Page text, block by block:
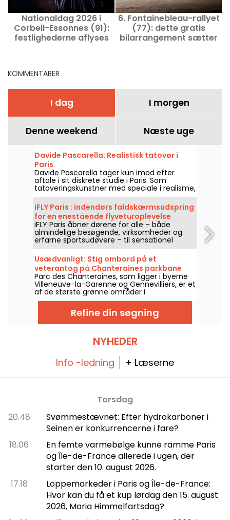
Nationaldag 2026 i
Corbeil-Essonnes (91):
festlighederne aflyses
6. Fontainebleau-rallyet
(77): dette gratis
bilarrangement sætter
KOMMENTARER
I dag I morgen
Denne weekend Næste uge
Davide Pascarella: Realistisk tatovør i
Paris
Davide Pascarella tager kun imod efter
aftale i sit diskrete studie i Paris. Som
tatoveringskunstner med speciale i realisme,
fine linjer og elegante designs, inviterer han
dig til en unik oplevelse og et
tatoveringsværk i topkvalitet.
iFLY Paris : indendørs faldskærmsudspring
for en enestående flyveturoplevelse
iFLY Paris åbner dørene for alle – både
almindelige besøgende, virksomheder og
erfarne sportsudøvere – til sensationel
indendørs faldskærmssport i et enormt
glastube. Med iFLY kan du svæve frit, uden
risiko og uden forudgående erfaring, fra 5 til
105 år! Kom og flyv med os!
Usædvanligt: Stig ombord på et
veterantog på Chanteraines parkbane
(92)
Parc des Chanteraines, som ligger i byerne
Villeneuve-la-Garenne og Gennevilliers, er et
af de største grønne områder i
departementet Hauts-de-Seine. Som en
ekstra bonus har parken også en jernbane,
hvor man kan stige ombord på et
gammeldags tog på bestemte dage i
Refine din søgning
NYHEDER
Info -ledning + Læserne
Torsdag
20.48
Svømmestævnet: Efter hydrokarboner i
Seinen er konkurrencerne i fare?
18.06
En femte varmebølge kunne ramme Paris
og Île-de-France allerede i ugen, der
starter den 10. august 2026.
17.18
Loppemarkeder i Paris og Île-de-France:
Hvor kan du få et kup lørdag den 15. august
2026, Maria Himmelfartsdag?